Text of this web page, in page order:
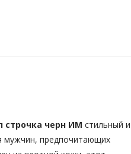
строчка черн ИМ стильный и
мужчин, предпочитающих